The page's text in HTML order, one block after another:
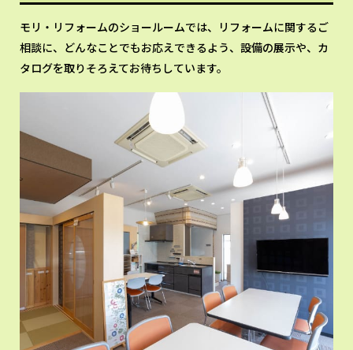
モリ・リフォームのショールームでは、リフォームに関するご
相談に、どんなことでもお応えできるよう、設備の展示や、カ
タログを取りそろえてお待ちしています。